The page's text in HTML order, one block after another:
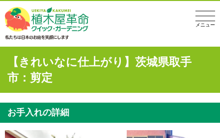
メニュー
【きれいなに仕上がり】茨城県取手
市：剪定
お手入れの詳細